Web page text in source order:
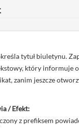
tytuł biuletynu.
który informuje
zanim jeszcze
/ Efekt:
z prefiksem